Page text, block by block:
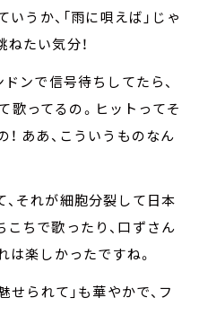
いうか、「雨に唄えば」じゃ
たい気分！
ンで信号待ちしてたら、
歌ってるの。ヒットってそ
ああ、こういうものなん
、それが細胞分裂して日本
こちで歌ったり、口ずさん
は楽しかったですね。
せられて」も華やかで、フ